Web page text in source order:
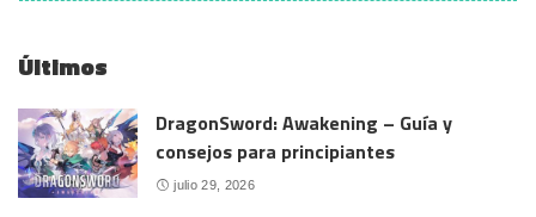
Últimos
DragonSword: Awakening – Guía y
consejos para principiantes
julio 29, 2026